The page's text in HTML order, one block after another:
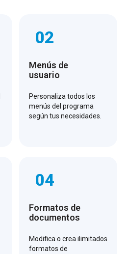
02
Menús de
usuario
Personaliza todos los
menús del programa
según tus necesidades.
04
Formatos de
documentos
Modifica o crea ilimitados
formatos de